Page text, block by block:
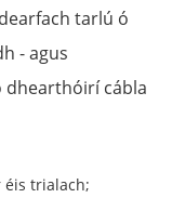
tarlú ó
- agus
dhearthóirí cábla